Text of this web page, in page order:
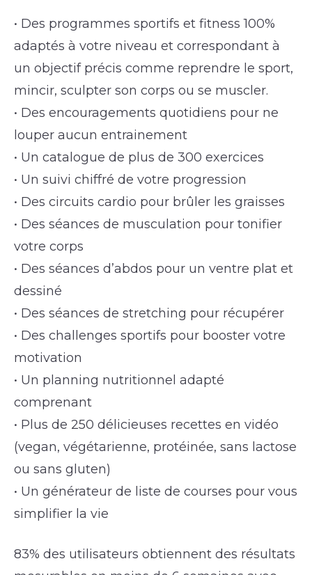
• Des programmes sportifs et fitness 100%
adaptés à votre niveau et correspondant à
un objectif précis comme reprendre le sport,
mincir, sculpter son corps ou se muscler.
• Des encouragements quotidiens pour ne
louper aucun entrainement
• Un catalogue de plus de 300 exercices
• Un suivi chiffré de votre progression
• Des circuits cardio pour brûler les graisses
• Des séances de musculation pour tonifier
votre corps
• Des séances d’abdos pour un ventre plat et
dessiné
• Des séances de stretching pour récupérer
• Des challenges sportifs pour booster votre
motivation
• Un planning nutritionnel adapté
comprenant
• Plus de 250 délicieuses recettes en vidéo
(vegan, végétarienne, protéinée, sans lactose
ou sans gluten)
• Un générateur de liste de courses pour vous
simplifier la vie
83% des utilisateurs obtiennent des résultats